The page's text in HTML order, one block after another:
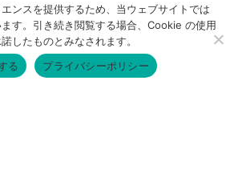
ンスを提供するため、当ウェブサイトでは
す。引き続き閲覧する場合、Cookie の使用
したものとみなされます。
る
プライバシーポリシー